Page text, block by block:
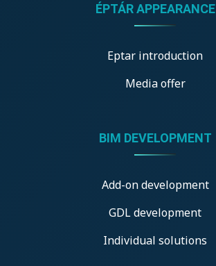
ÉPTÁR APPEARANCE
Eptar introduction
Media offer
BIM DEVELOPMENT
Add-on development
GDL development
Individual solutions